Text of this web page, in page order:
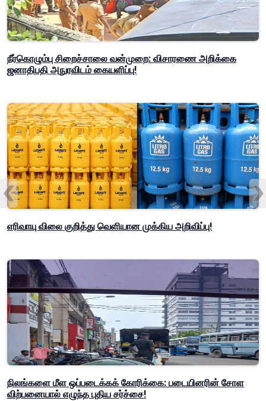
நீர்கொழும்பு சிறைச்சாலை வன்முறை: விசாரணை அறிக்கை
ஜனாதிபதி அநுரவிடம் கையளிப்பு!
எரிவாயு விலை குறித்து வெளியான முக்கிய அறிவிப்பு!
நிலங்களை மீள ஒப்படைக்கக் கோரிக்கை: படையினரின் சோள
விற்பனையால் எழுந்த புதிய சர்ச்சை!